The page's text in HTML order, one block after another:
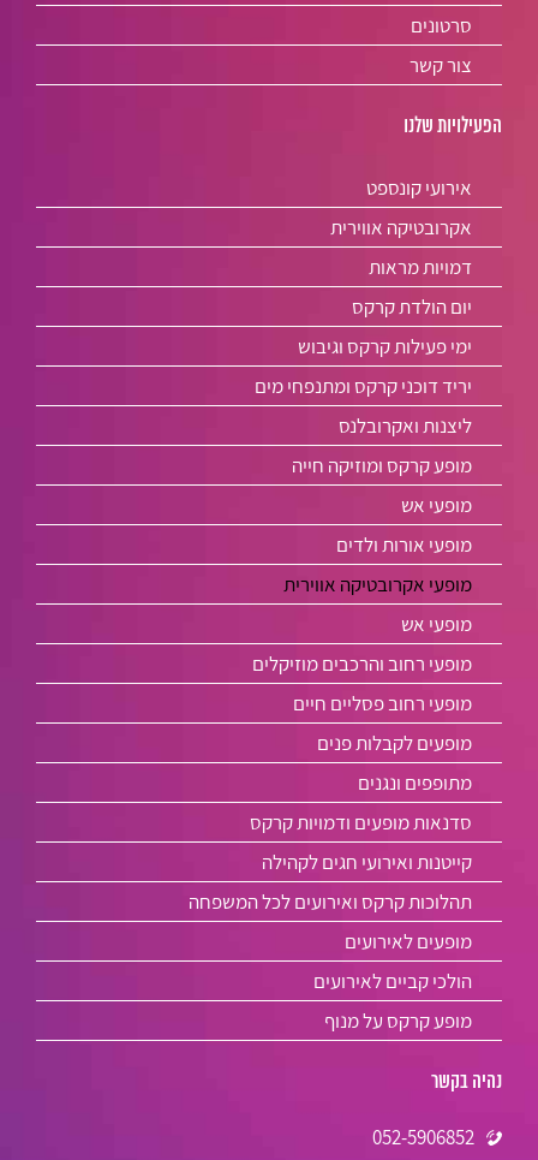
סרטונים
צור קשר
הפעילויות שלנו
אירועי קונספט
אקרובטיקה אווירית
דמויות מראות
יום הולדת קרקס
ימי פעילות קרקס וגיבוש
יריד דוכני קרקס ומתנפחי מים
ליצנות ואקרובלנס
מופע קרקס ומוזיקה חייה
מופעי אש
מופעי אורות ולדים
מופעי אקרובטיקה אווירית
מופעי אש
מופעי רחוב והרכבים מוזיקלים
מופעי רחוב פסליים חיים
מופעים לקבלות פנים
מתופפים ונגנים
סדנאות מופעים ודמויות קרקס
קייטנות ואירועי חגים לקהילה
תהלוכות קרקס ואירועים לכל המשפחה
מופעים לאירועים
הולכי קביים לאירועים
מופע קרקס על מנוף
נהיה בקשר
052-5906852